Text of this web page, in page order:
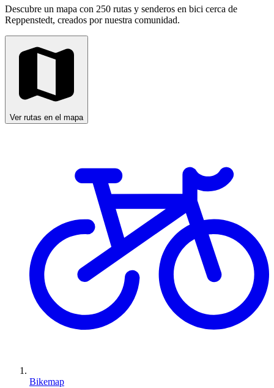
Descubre un mapa con 250 rutas y senderos en bici cerca de
Reppenstedt, creados por nuestra comunidad.
Ver rutas en el mapa
Bikemap